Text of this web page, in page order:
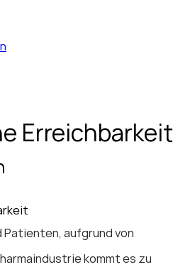
Erreichbarkeit
aufgrund von
kommt es zu